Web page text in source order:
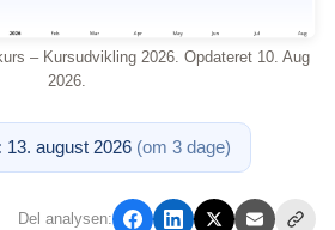
– Kursudvikling 2026. Opdateret 10. Aug
2026.
13. august 2026 (om 3 dage)
Del analysen: